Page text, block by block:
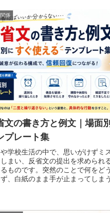
係
文の書き方と例文｜場面
プレート集
学校生活の中で、思いがけずミ
しまい、反省文の提出を求められ
ものです。突然のことで何をど
、白紙のまま手が止まってしま